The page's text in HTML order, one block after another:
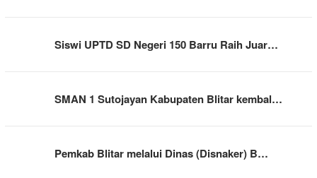
Siswi UPTD SD Negeri 150 Barru Raih Juar…
SMAN 1 Sutojayan Kabupaten Blitar kembal…
Pemkab Blitar melalui Dinas (Disnaker) B…